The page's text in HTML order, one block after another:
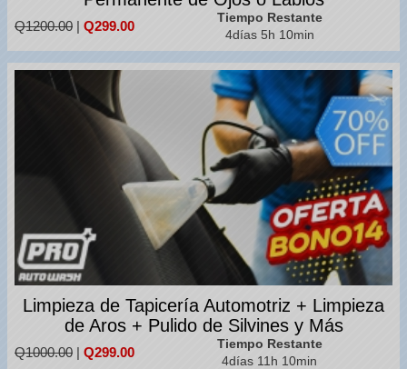
Q1200.00 | Q299.00
Tiempo Restante
4días 5h 10min
Limpieza de Tapicería Automotriz + Limpieza
de Aros + Pulido de Silvines y Más
Q1000.00 | Q299.00
Tiempo Restante
4días 11h 10min